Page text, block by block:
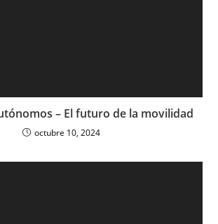
– El futuro de la movilidad
octubre 10, 2024